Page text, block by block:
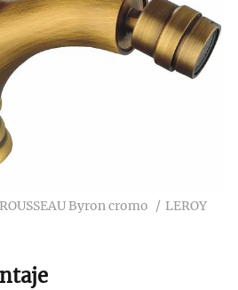
Byron cromo
LEROY